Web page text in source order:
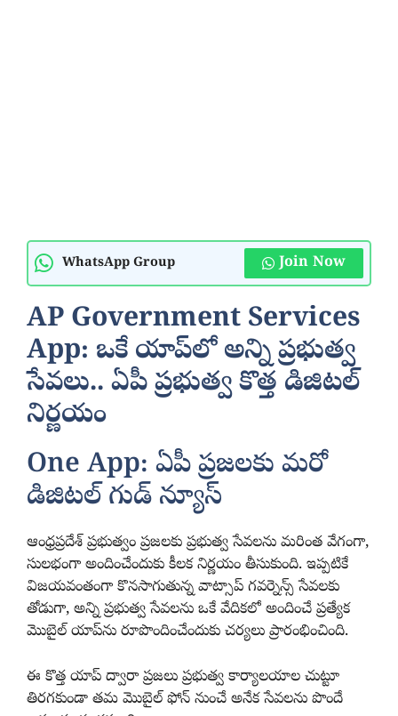
WhatsApp Group Join Now
AP Government Services
App: ఒకే యాప్‌లో అన్ని ప్రభుత్వ
సేవలు.. ఏపీ ప్రభుత్వ కొత్త డిజిటల్
నిర్ణయం
One App: ఏపీ ప్రజలకు మరో
డిజిటల్ గుడ్ న్యూస్
ఆంధ్రప్రదేశ్ ప్రభుత్వం ప్రజలకు ప్రభుత్వ సేవలను మరింత వేగంగా,
సులభంగా అందించేందుకు కీలక నిర్ణయం తీసుకుంది. ఇప్పటికే
విజయవంతంగా కొనసాగుతున్న వాట్సాప్ గవర్నెన్స్ సేవలకు
తోడుగా, అన్ని ప్రభుత్వ సేవలను ఒకే వేదికలో అందించే ప్రత్యేక
మొబైల్ యాప్‌ను రూపొందించేందుకు చర్యలు ప్రారంభించింది.
ఈ కొత్త యాప్ ద్వారా ప్రజలు ప్రభుత్వ కార్యాలయాల చుట్టూ
తిరగకుండా తమ మొబైల్ ఫోన్ నుంచే అనేక సేవలను పొందే